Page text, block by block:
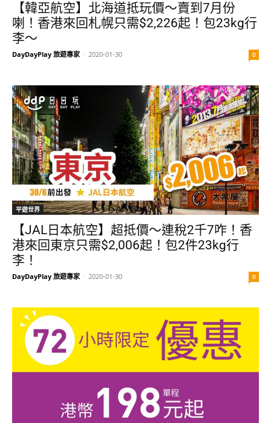
【韓亞航空】北海道抵玩價～賣到7月份
喇！香港來回札幌只需$2,226起！包23kg行
李～
DayDayPlay 旅遊專家 - 2020-01-30 0
平遊世界
【JAL日本航空】超抵價～連稅2千7咋！香
港來回東京只需$2,006起！包2件23kg行
李！
DayDayPlay 旅遊專家 - 2020-01-30 0